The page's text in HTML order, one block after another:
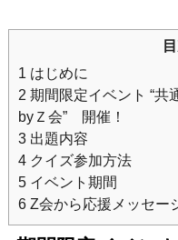
1 はじめに
2 期間限定イベント “共
byＺ会” 開催！
3 出題内容
4 クイズ参加方法
5 イベント期間
6 Z会から応援メッセー